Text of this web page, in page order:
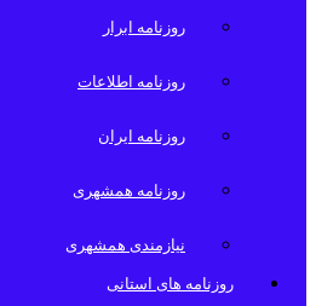
روزنامه ابرار
روزنامه اطلاعات
روزنامه ایران
روزنامه همشهری
نیازمندی همشهری
روزنامه های استانی